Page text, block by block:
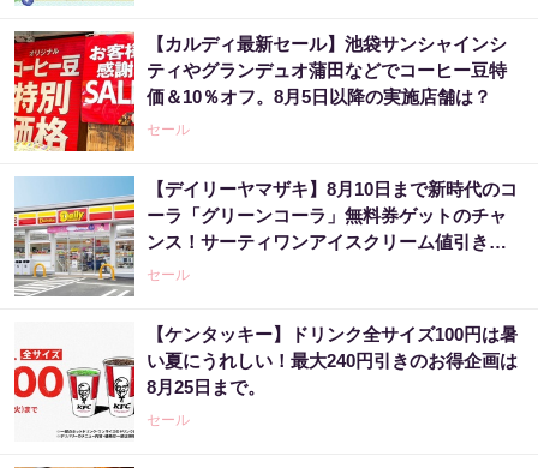
【カルディ最新セール】池袋サンシャインシ
ティやグランデュオ蒲田などでコーヒー豆特
価＆10％オフ。8月5日以降の実施店舗は？
セール
【デイリーヤマザキ】8月10日まで新時代のコ
ーラ「グリーンコーラ」無料券ゲットのチャ
ンス！サーティワンアイスクリーム値引きな
どお得企画も目白押し。
セール
【ケンタッキー】ドリンク全サイズ100円は暑
い夏にうれしい！最大240円引きのお得企画は
8月25日まで。
セール